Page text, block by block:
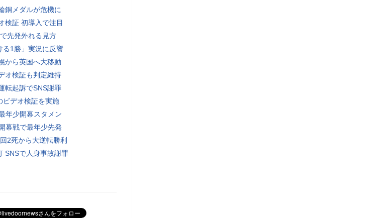
銅メダルが危機に
検証 初導入で注目
先発外れる見方
る1勝」実況に反響
から英国へ大移動
オ検証も判定維持
転起訴でSNS謝罪
ビデオ検証を実施
年少開幕スタメン
幕戦で最年少先発
2死から大逆転勝利
SNSで人身事故謝罪